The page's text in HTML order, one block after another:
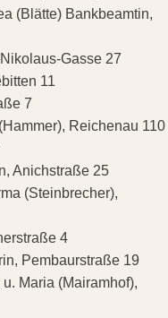
(Blätte) Bankbeamtin,
Gasse 27
11
7
Reichenau 110
Anichstraße 25
(Steinbrecher),
4
Pembaurstraße 19
Maria (Mairamhof),